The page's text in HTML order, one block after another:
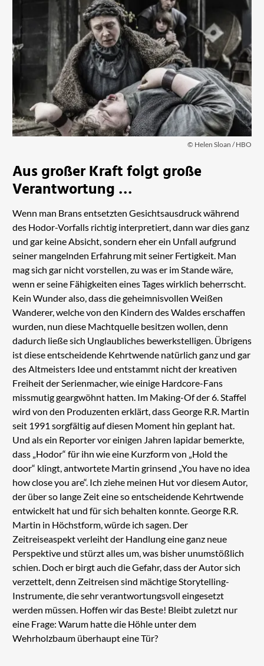
© Helen Sloan / HBO
Aus großer Kraft folgt große
Verantwortung …
Wenn man Brans entsetzten Gesichtsausdruck während
des Hodor-Vorfalls richtig interpretiert, dann war dies ganz
und gar keine Absicht, sondern eher ein Unfall aufgrund
seiner mangelnden Erfahrung mit seiner Fertigkeit. Man
mag sich gar nicht vorstellen, zu was er im Stande wäre,
wenn er seine Fähigkeiten eines Tages wirklich beherrscht.
Kein Wunder also, dass die geheimnisvollen Weißen
Wanderer, welche von den Kindern des Waldes erschaffen
wurden, nun diese Machtquelle besitzen wollen, denn
dadurch ließe sich Unglaubliches bewerkstelligen. Übrigens
ist diese entscheidende Kehrtwende natürlich ganz und gar
des Altmeisters Idee und entstammt nicht der kreativen
Freiheit der Serienmacher, wie einige Hardcore-Fans
missmutig geargwöhnt hatten. Im Making-Of der 6. Staffel
wird von den Produzenten erklärt, dass George R.R. Martin
seit 1991 sorgfältig auf diesen Moment hin geplant hat.
Und als ein Reporter vor einigen Jahren lapidar bemerkte,
dass „Hodor“ für ihn wie eine Kurzform von „Hold the
door“ klingt, antwortete Martin grinsend „You have no idea
how close you are“. Ich ziehe meinen Hut vor diesem Autor,
der über so lange Zeit eine so entscheidende Kehrtwende
entwickelt hat und für sich behalten konnte. George R.R.
Martin in Höchstform, würde ich sagen. Der
Zeitreiseaspekt verleiht der Handlung eine ganz neue
Perspektive und stürzt alles um, was bisher unumstößlich
schien. Doch er birgt auch die Gefahr, dass der Autor sich
verzettelt, denn Zeitreisen sind mächtige Storytelling-
Instrumente, die sehr verantwortungsvoll eingesetzt
werden müssen. Hoffen wir das Beste! Bleibt zuletzt nur
eine Frage: Warum hatte die Höhle unter dem
Wehrholzbaum überhaupt eine Tür?